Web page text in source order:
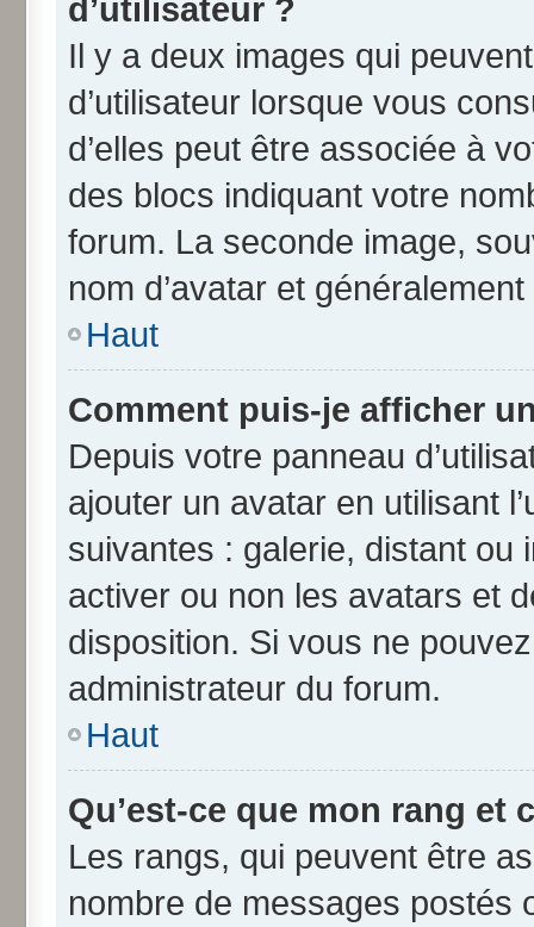
d’utilisateur ?
Il y a deux images qui
d’utilisateur lorsque vous
d’elles peut être associée à
des blocs indiquant votre
forum. La seconde image,
nom d’avatar et
Haut
Comment puis-je afficher
Depuis votre panneau
ajouter un avatar en utilisant
suivantes : galerie, distant ou
activer ou non les avatars et
disposition. Si vous ne
administrateur du forum.
Haut
Qu’est-ce que mon rang et
Les rangs, qui peuvent être
nombre de messages postés